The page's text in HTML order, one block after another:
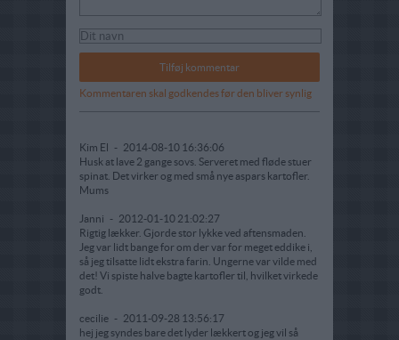
Kommentaren skal godkendes før den bliver synlig
Kim El - 2014-08-10 16:36:06
Husk at lave 2 gange sovs. Serveret med fløde stuer
spinat. Det virker og med små nye aspars kartofler.
Mums
Janni - 2012-01-10 21:02:27
Rigtig lækker. Gjorde stor lykke ved aftensmaden.
Jeg var lidt bange for om der var for meget eddike i,
så jeg tilsatte lidt ekstra farin. Ungerne var vilde med
det! Vi spiste halve bagte kartofler til, hvilket virkede
godt.
cecilie - 2011-09-28 13:56:17
hej jeg syndes bare det lyder lækkert og jeg vil så